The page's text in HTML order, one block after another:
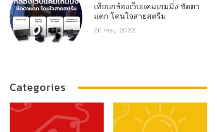
เทียบกล้องเว็บแคมเกมมิ่ง ชัดตา
แตก โดนใจสายสตรีม
20 May 2022
Categories